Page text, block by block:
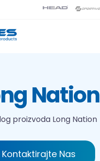
Nation
proizvoda Long Nation
Kontaktirajte Nas